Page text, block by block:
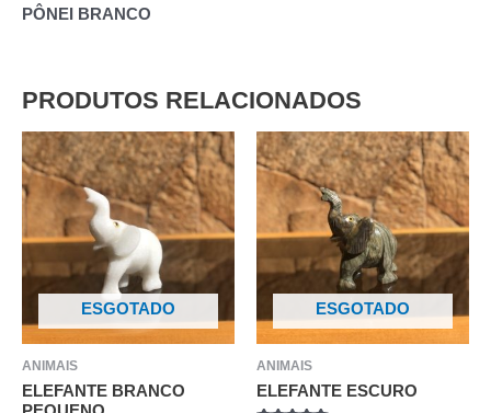
PÔNEI BRANCO
PRODUTOS RELACIONADOS
ESGOTADO
ANIMAIS
ELEFANTE BRANCO
ESGOTADO
ANIMAIS
ELEFANTE ESCURO